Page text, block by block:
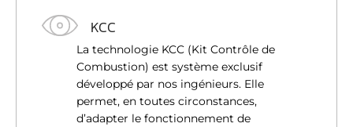
KCC
La technologie KCC (Kit Contrôle de
Combustion) est système exclusif
développé par nos ingénieurs. Elle
permet, en toutes circonstances,
d’adapter le fonctionnement de